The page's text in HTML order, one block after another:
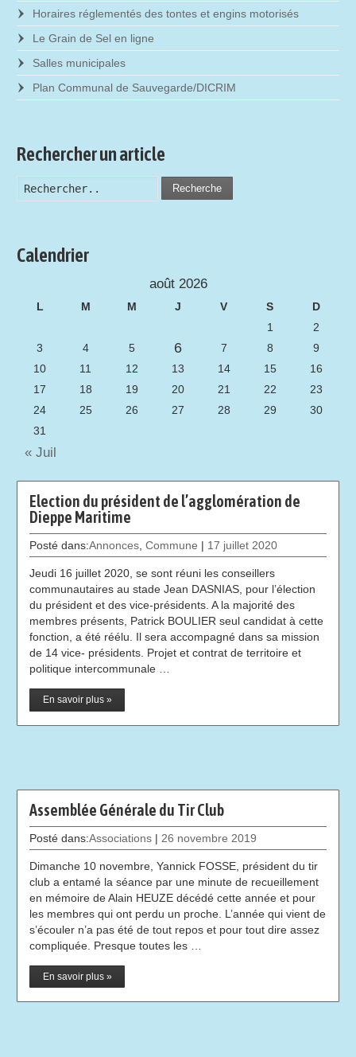
Election du président de l’agglomération de
Dieppe Maritime
Posté dans:Annonces,Commune | 17 juillet 2020
Jeudi 16 juillet 2020, se sont réuni les conseillers
communautaires au stade Jean DASNIAS, pour l’élection
du président et des vice-présidents. A la majorité des
membres présents, Patrick BOULIER seul candidat à cette
fonction, a été réélu. Il sera accompagné dans sa mission
de 14 vice- présidents. Projet et contrat de territoire et
politique intercommunale …
En savoir plus »
Assemblée Générale du Tir Club
Posté dans:Associations | 26 novembre 2019
Dimanche 10 novembre, Yannick FOSSE, président du tir
club a entamé la séance par une minute de recueillement
en mémoire de Alain HEUZE décédé cette année et pour
les membres qui ont perdu un proche. L’année qui vient de
s’écouler n’a pas été de tout repos et pour tout dire assez
compliquée. Presque toutes les …
En savoir plus »
Horaires réglementés des tontes et engins motorisés
Le Grain de Sel en ligne
Salles municipales
Plan Communal de Sauvegarde/DICRIM
Rechercher un article
Recherche
Calendrier
août 2026
L M M J V S
D
1
2
3
4 5 6 7 8
9
10
11 12 13 14 15
16
17
18 19 20 21 22
23
24
25 26 27 28 29
30
31
« Juil